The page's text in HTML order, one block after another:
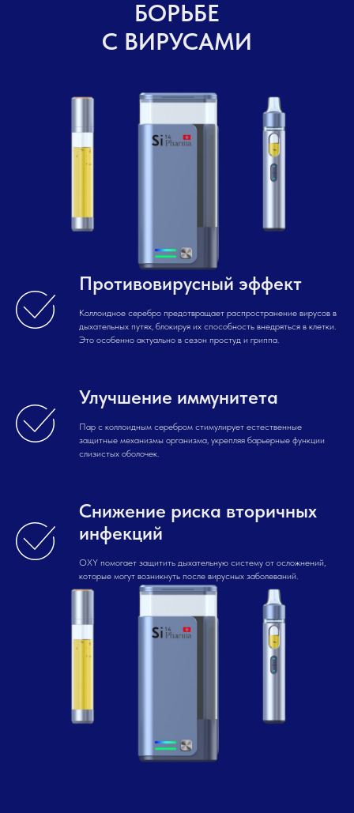
БОРЬБЕ
С ВИРУСАМИ
Противовирусный эффект
Коллоидное серебро предотвращает распространение вирусов в
дыхательных путях, блокируя их способность внедряться в клетки.
Это особенно актуально в сезон простуд и гриппа.
Улучшение иммунитета
Пар с коллоидным серебром стимулирует естественные
защитные механизмы организма, укрепляя барьерные функции
слизистых оболочек.
Снижение риска вторичных
инфекций
OXY помогает защитить дыхательную систему от осложнений,
которые могут возникнуть после вирусных заболеваний.